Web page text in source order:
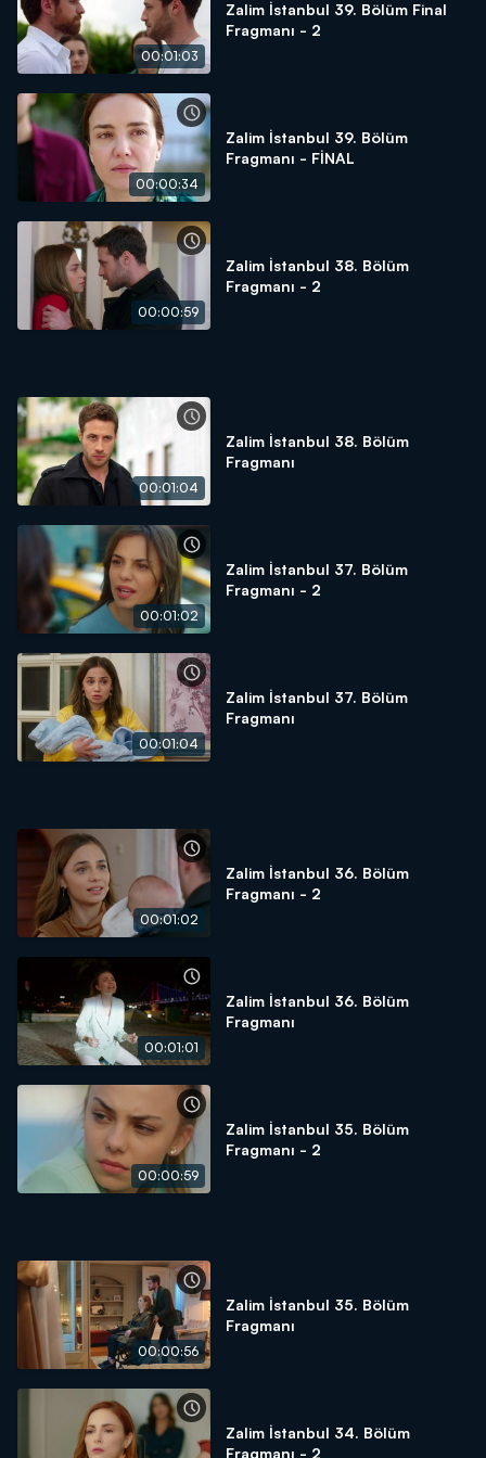
00:01:03
Zalim İstanbul 39. Bölüm Final
Fragmanı - 2
00:00:34
Zalim İstanbul 39. Bölüm
Fragmanı - FİNAL
00:00:59
Zalim İstanbul 38. Bölüm
Fragmanı - 2
00:01:04
Zalim İstanbul 38. Bölüm
Fragmanı
00:01:02
Zalim İstanbul 37. Bölüm
Fragmanı - 2
00:01:04
Zalim İstanbul 37. Bölüm
Fragmanı
00:01:02
Zalim İstanbul 36. Bölüm
Fragmanı - 2
00:01:01
Zalim İstanbul 36. Bölüm
Fragmanı
00:00:59
Zalim İstanbul 35. Bölüm
Fragmanı - 2
00:00:56
Zalim İstanbul 35. Bölüm
Fragmanı
Zalim İstanbul 34. Bölüm
Fragmanı - 2